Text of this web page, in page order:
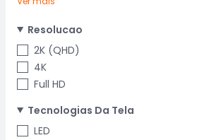
Resolucao
2K (QHD)
4K
Full HD
Tecnologias Da Tela
LED